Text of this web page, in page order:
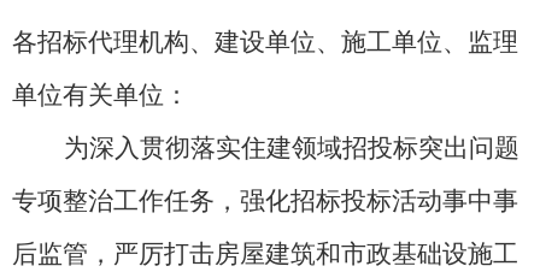
各招标代理机构、建设单位、施工单位、监理
单位有关单位 ：
为深入贯彻落实住建领域招投标突出问题
专项整治工作任务，强化招标投标活动事中事
后监管，严厉打击房屋建筑和市政基础设施工